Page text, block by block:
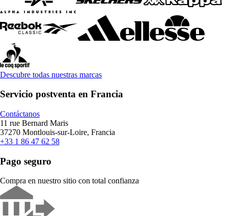
Descubre todas nuestras marcas
Servicio postventa en Francia
Contáctanos
11 rue Bernard Maris
37270 Montlouis-sur-Loire, Francia
+33 1 86 47 62 58
Pago seguro
Compra en nuestro sitio con total confianza